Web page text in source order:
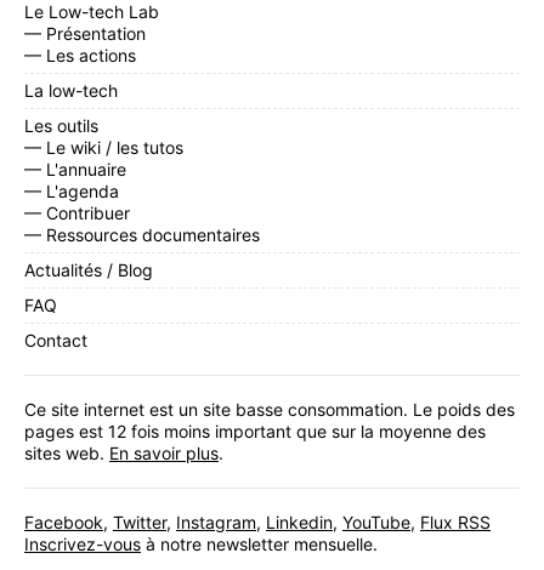
Le Low-tech Lab
— Présentation
— Les actions
La low-tech
Les outils
— Le wiki / les tutos
— L'annuaire
— L'agenda
— Contribuer
— Ressources documentaires
Actualités / Blog
FAQ
Contact
Ce site internet est un site basse consommation. Le poids des
pages est 12 fois moins important que sur la moyenne des
sites web. En savoir plus.
Facebook, Twitter, Instagram, Linkedin, YouTube, Flux RSS
Inscrivez-vous à notre newsletter mensuelle.